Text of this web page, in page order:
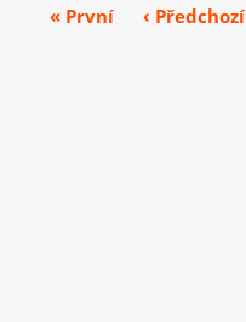
« První
‹ Předchozí